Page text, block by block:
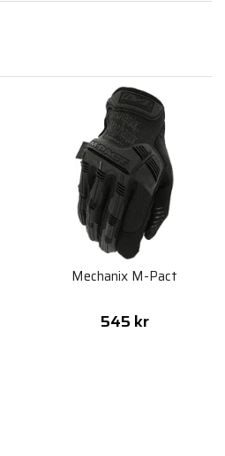
Mechanix M-Pact
545 kr